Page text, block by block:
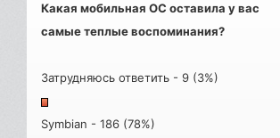
Какая мобильная ОС оставила у вас
самые теплые воспоминания?
Затрудняюсь ответить - 9 (3%)
Symbian - 186 (78%)